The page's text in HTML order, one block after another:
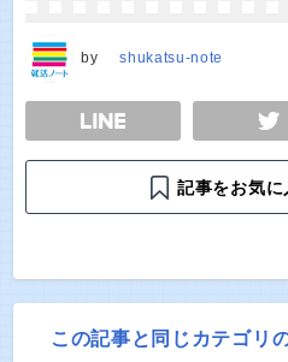
by shukatsu-note
TWEET
記事をお気に
この記事と同じカテゴリ